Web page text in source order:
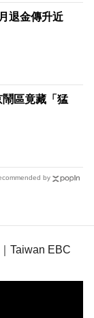
退金傳升近
區竟藏「猛
by
Taiwan EBC